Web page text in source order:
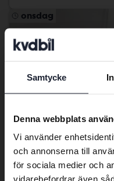
Samtycke
Denna webbplats
Vi använder
och annonserna till
för sociala medier och
vidarebefordrar även
onsdag
Preferred
We have
Swedish. To
abroad we
site